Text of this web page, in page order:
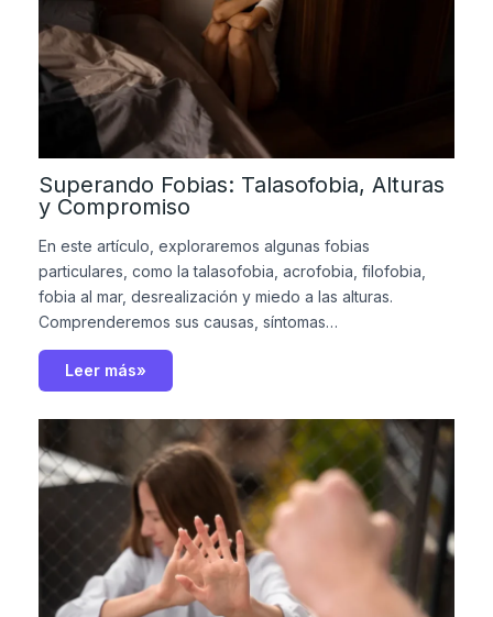
Superando Fobias: Talasofobia, Alturas
y Compromiso
En este artículo, exploraremos algunas fobias
particulares, como la talasofobia, acrofobia, filofobia,
fobia al mar, desrealización y miedo a las alturas.
Comprenderemos sus causas, síntomas…
Leer más»